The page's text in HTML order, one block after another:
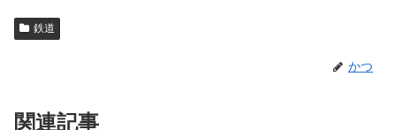
鉄道
かつ
関連記事